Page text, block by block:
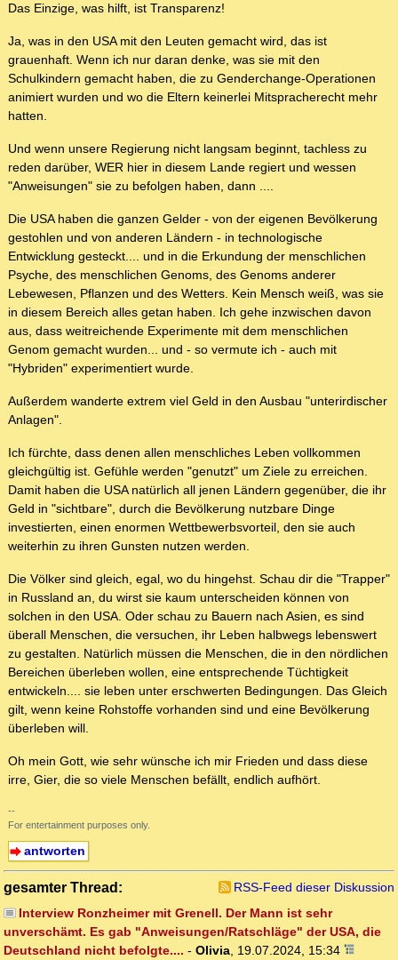
Das Einzige, was hilft, ist Transparenz!
Ja, was in den USA mit den Leuten gemacht wird, das ist
grauenhaft. Wenn ich nur daran denke, was sie mit den
Schulkindern gemacht haben, die zu Genderchange-Operationen
animiert wurden und wo die Eltern keinerlei Mitspracherecht mehr
hatten.
Und wenn unsere Regierung nicht langsam beginnt, tachless zu
reden darüber, WER hier in diesem Lande regiert und wessen
"Anweisungen" sie zu befolgen haben, dann ....
Die USA haben die ganzen Gelder - von der eigenen Bevölkerung
gestohlen und von anderen Ländern - in technologische
Entwicklung gesteckt.... und in die Erkundung der menschlichen
Psyche, des menschlichen Genoms, des Genoms anderer
Lebewesen, Pflanzen und des Wetters. Kein Mensch weiß, was sie
in diesem Bereich alles getan haben. Ich gehe inzwischen davon
aus, dass weitreichende Experimente mit dem menschlichen
Genom gemacht wurden... und - so vermute ich - auch mit
"Hybriden" experimentiert wurde.
Außerdem wanderte extrem viel Geld in den Ausbau "unterirdischer
Anlagen".
Ich fürchte, dass denen allen menschliches Leben vollkommen
gleichgültig ist. Gefühle werden "genutzt" um Ziele zu erreichen.
Damit haben die USA natürlich all jenen Ländern gegenüber, die ihr
Geld in "sichtbare", durch die Bevölkerung nutzbare Dinge
investierten, einen enormen Wettbewerbsvorteil, den sie auch
weiterhin zu ihren Gunsten nutzen werden.
Die Völker sind gleich, egal, wo du hingehst. Schau dir die "Trapper"
in Russland an, du wirst sie kaum unterscheiden können von
solchen in den USA. Oder schau zu Bauern nach Asien, es sind
überall Menschen, die versuchen, ihr Leben halbwegs lebenswert
zu gestalten. Natürlich müssen die Menschen, die in den nördlichen
Bereichen überleben wollen, eine entsprechende Tüchtigkeit
entwickeln.... sie leben unter erschwerten Bedingungen. Das Gleich
gilt, wenn keine Rohstoffe vorhanden sind und eine Bevölkerung
überleben will.
Oh mein Gott, wie sehr wünsche ich mir Frieden und dass diese
irre, Gier, die so viele Menschen befällt, endlich aufhört.
--
For entertainment purposes only.
antworten
gesamter Thread:
RSS-Feed dieser Diskussion
Interview Ronzheimer mit Grenell. Der Mann ist sehr
unverschämt. Es gab "Anweisungen/Ratschläge" der USA, die
Deutschland nicht befolgte.... - Olivia, 19.07.2024, 15:34